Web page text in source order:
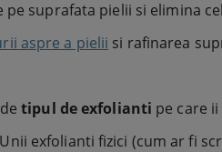
suprafata pielii si elimina
aspre a pielii si rafinarea
detipul de exfolianti pe care
exfolianti fizici (cum ar fi